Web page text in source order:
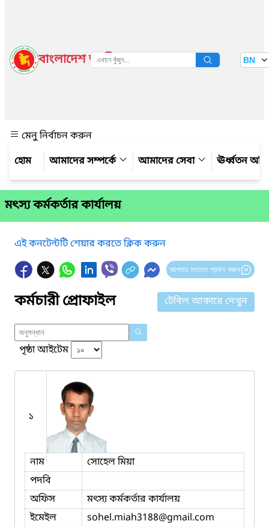
বাংলাদেশ জাতীয় তথ্য বাতায়ন BN
মেনু নির্বাচন করুন
আমাদের সম্পর্কে
আমাদের সেবা ঊর্ধ্বতন
মৎস্য কর্মকর্তার কার্যালয়
এই কনটেন্টটি শেয়ার করতে ক্লিক করুন
আপনার মতামত প্রদান করুন
কর্মচারী প্রোফাইল টেবিল আকারে দেখুন
পৃষ্ঠা আইটেম
১
নাম
সোহেল মিয়া
পদবি
অফিস
মৎস্য কর্মকর্তার কার্যালয়
ইমেইল
sohel.miah3188@gmail.com